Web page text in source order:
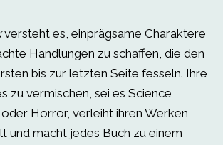
versteht es, einprägsame Charaktere
Handlungen zu schaffen, die den
bis zur letzten Seite fesseln. Ihre
zu vermischen, sei es Science
Horror, verleiht ihren Werken
und macht jedes Buch zu einem